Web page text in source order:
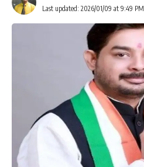
Last updated: 2026/01/09 at 9:49 PM